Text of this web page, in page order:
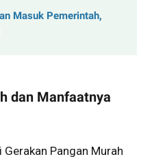
Masuk Pemerintah,
dan Manfaatnya
Pangan Murah